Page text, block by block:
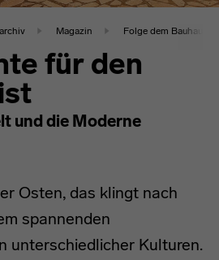
Magazin Folge dem Bauhaus
für den
und die Moderne
Osten, das klingt nach
spannenden
unterschiedlicher Kulturen.